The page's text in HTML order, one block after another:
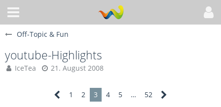
Off-Topic & Fun
youtube-Highlights
IceTea 21. August 2008
1 2 3 4 5 … 52